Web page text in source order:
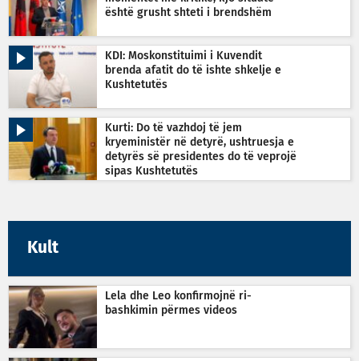
është grusht shteti i brendshëm
KDI: Moskonstituimi i Kuvendit
brenda afatit do të ishte shkelje e
Kushtetutës
Kurti: Do të vazhdoj të jem
kryeministër në detyrë, ushtruesja e
detyrës së presidentes do të veprojë
sipas Kushtetutës
Kult
Lela dhe Leo konfirmojnë ri-
bashkimin përmes videos